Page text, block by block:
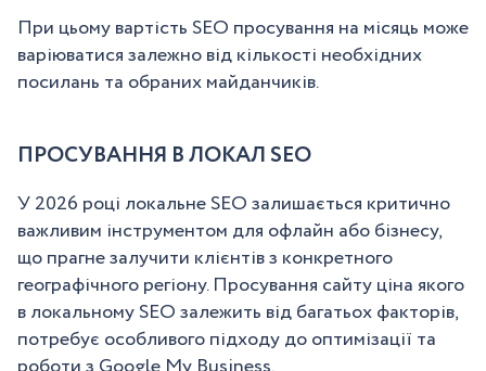
При цьому вартість SEO просування на місяць може
варіюватися залежно від кількості необхідних
посилань та обраних майданчиків.
ПРОСУВАННЯ В ЛОКАЛ SEO
У 2026 році локальне SEO залишається критично
важливим інструментом для офлайн або бізнесу,
що прагне залучити клієнтів з конкретного
географічного регіону. Просування сайту ціна якого
в локальному SEO залежить від багатьох факторів,
потребує особливого підходу до оптимізації та